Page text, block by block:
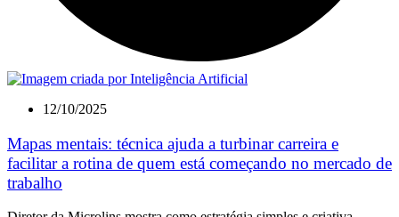
12/10/2025
Mapas mentais: técnica ajuda a turbinar carreira e
facilitar a rotina de quem está começando no mercado de
trabalho